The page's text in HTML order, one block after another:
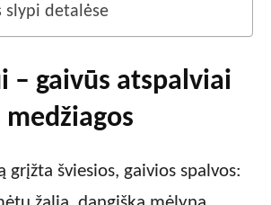
slypi detalėse
– gaivūs atspalviai
grįžta šviesios, gaivios spalvos: